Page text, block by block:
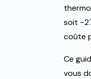
soit
coûte
Ce
vous